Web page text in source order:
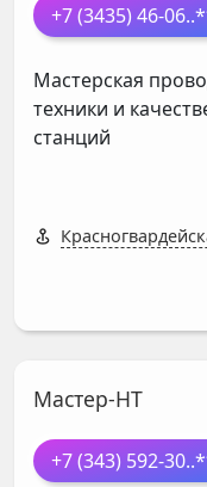
+7 (3435) 46-06
Мастерская
техники и
станций
Мастер-НТ
+7 (343) 592-30